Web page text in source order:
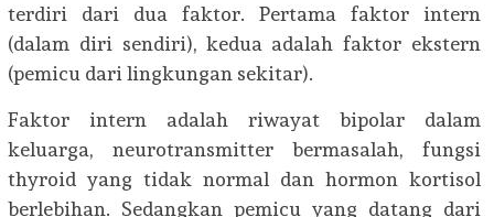
terdiri dari dua faktor. Pertama faktor intern
(dalam diri sendiri), kedua adalah faktor ekstern
(pemicu dari lingkungan sekitar).
Faktor intern adalah riwayat bipolar dalam
keluarga, neurotransmitter bermasalah, fungsi
thyroid yang tidak normal dan hormon kortisol
berlebihan. Sedangkan pemicu yang datang dari